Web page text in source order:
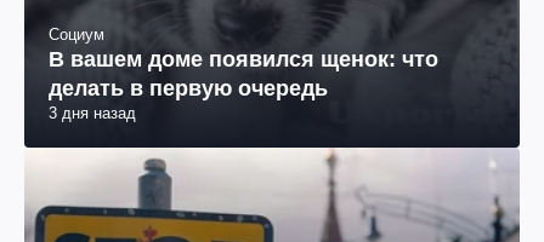
Социум
В вашем доме появился щенок: что
делать в первую очередь
3 дня назад